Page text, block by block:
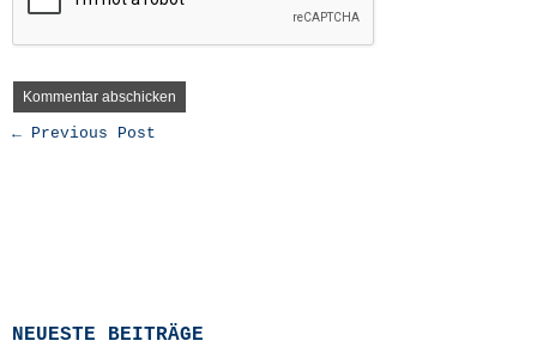
← Previous Post
NEUESTE BEITRÄGE